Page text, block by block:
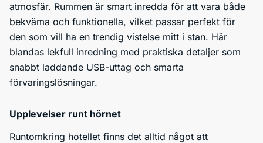
atmosfär. Rummen är smart inredda för att vara både
bekväma och funktionella, vilket passar perfekt för
den som vill ha en trendig vistelse mitt i stan. Här
blandas lekfull inredning med praktiska detaljer som
snabbt laddande USB-uttag och smarta
förvaringslösningar.
Upplevelser runt hörnet
Runtomkring hotellet finns det alltid något att